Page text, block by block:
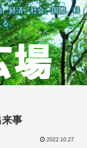
経済、社会、国際、科
る。
事
2022.10.27